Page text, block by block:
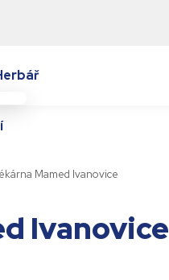
Mamed Ivanovice
Ivanovice